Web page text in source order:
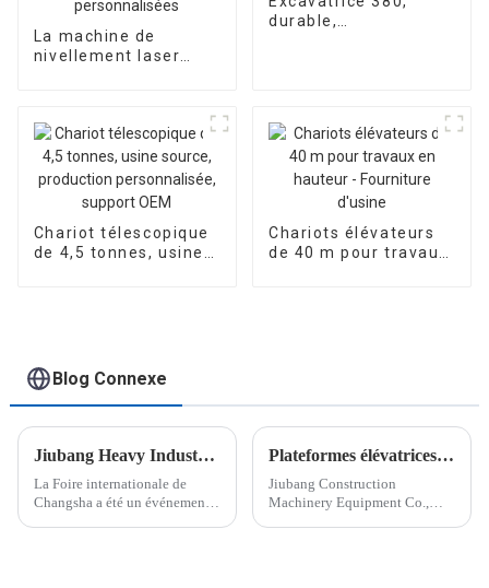
La machine de
nivellement laser
automatique JB35-30
prend en charge les
ventes d'usine
personnalisées
durable,
Chariot télescopique
de 4,5 tonnes, usine
Chariots élévateurs
de 40 m pour travaux
Blog Connexe
Jiubang Heavy Industry et ses clients d'Europe de l'Est ont conclu une coopération sur site
La Foire internationale de
Changsha a été un événement
Plateformes élévatrices sur mesure livrées en Azerbaïdjan, d'une qualité supérieure
Jiubang Construction
Machinery Equipment Co.,